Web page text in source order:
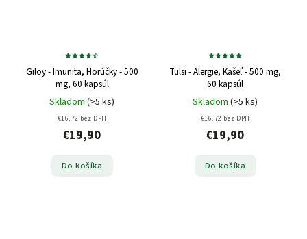
Giloy - Imunita, Horúčky - 500
mg, 60 kapsúl
Skladom (>5 ks)
€16,72 bez DPH
€19,90
Do košíka
Tulsi - Alergie, Kašeľ - 500 mg,
60 kapsúl
Skladom (>5 ks)
€16,72 bez DPH
€19,90
Do košíka